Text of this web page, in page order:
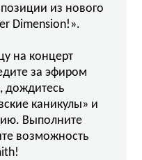
из нового
Dimension!».
на концерт
за эфиром
дождитесь
каникулы» и
Выполните
возможность